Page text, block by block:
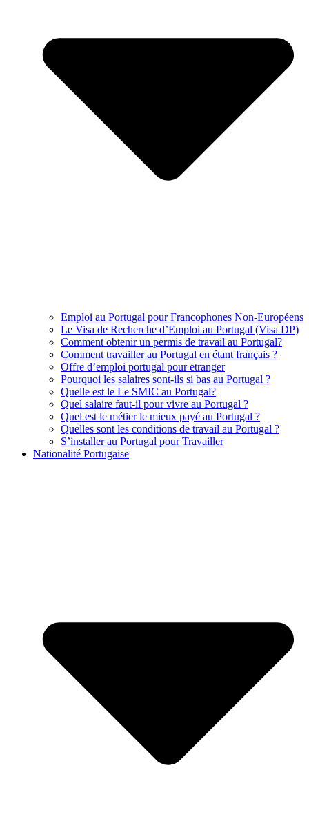
Emploi au Portugal pour Francophones Non-Européens
Le Visa de Recherche d’Emploi au Portugal (Visa DP)
Comment obtenir un permis de travail au Portugal?
Comment travailler au Portugal en étant français ?
Offre d’emploi portugal pour etranger
Pourquoi les salaires sont-ils si bas au Portugal ?
Quelle est le Le SMIC au Portugal?
Quel salaire faut-il pour vivre au Portugal ?
Quel est le métier le mieux payé au Portugal ?
Quelles sont les conditions de travail au Portugal ?
S’installer au Portugal pour Travailler
Nationalité Portugaise